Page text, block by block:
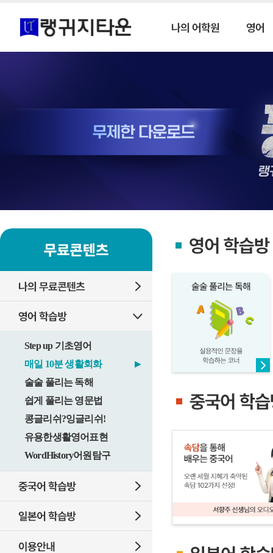
Step up 기초영어
매일 10분 생활회화
▶
술술 풀리는 독해
쉽게 풀리는 영문법
콩글리쉬?잉글리쉬!
유용한생활영어표현
WordHistory어원탐구